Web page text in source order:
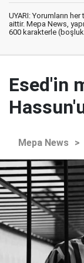
UYARI: Yorumların
aittir. Mepa News,
600 karakterle
Esed'in
Mepa News >